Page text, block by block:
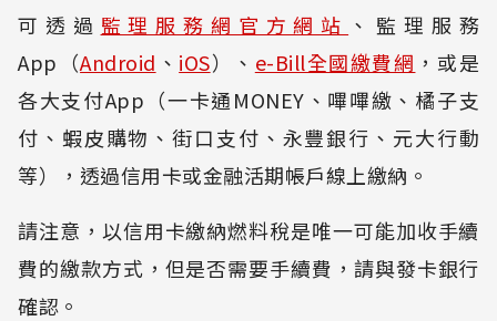
可透過 監理服務網官方網站 、監理服務
App（Android 、 iOS）、 e-Bill全國繳費網 ，或是
各大支付App（一卡通MONEY、嗶嗶繳、橘子支
付、蝦皮購物、街口支付、永豐銀行、元大行動
等），透過信用卡或金融活期帳戶線上繳納。
請注意，以信用卡繳納燃料稅是唯一可能加收手續
費的繳款方式，但是否需要手續費，請與發卡銀行
確認。